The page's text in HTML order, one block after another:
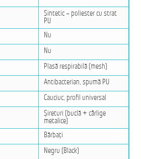
Sintetic – poliester cu strat
PU
Nu
Nu
Plasă respirabilă (mesh)
Antibacterian, spumă PU
Cauciuc, profil universal
Șireturi (buclă + cârlige
metalice)
Bărbați
Negru (Black)